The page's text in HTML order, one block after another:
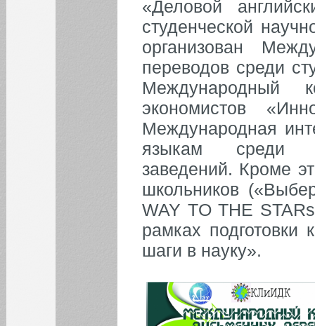
«Деловой
студенческой
организован
переводов среди
Международный
экономистов
Международная
языкам среди
заведений. Кроме
школьников
WAY TO THE
рамках
шаги в науку».